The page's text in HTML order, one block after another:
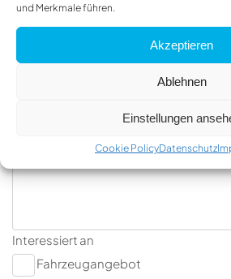
und Merkmale führen.
Akzeptieren
Ablehnen
Einstellungen
Cookie PolicyDatenschutz
Telefon
Interessiert an
Fahrzeugangebot